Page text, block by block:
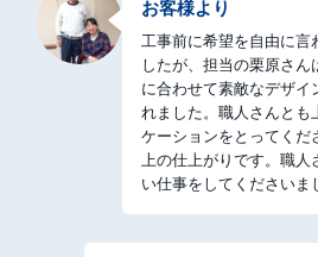
お客様より
工事前に希望を自由に言
したが、担当の栗原さん
に合わせて素敵なデザイ
れました。職人さんとも
ケーションをとってくだ
上の仕上がりです。職人
い仕事をしてくださいま